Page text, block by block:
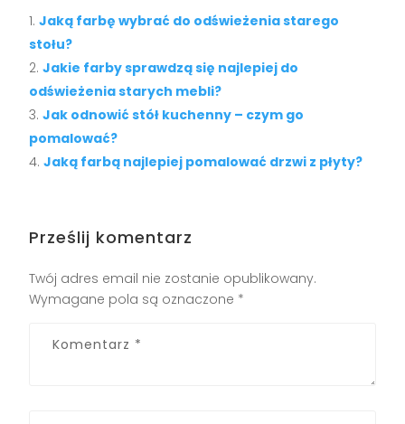
Jaką farbę wybrać do odświeżenia starego
stołu?
Jakie farby sprawdzą się najlepiej do
odświeżenia starych mebli?
Jak odnowić stół kuchenny – czym go
pomalować?
Jaką farbą najlepiej pomalować drzwi z płyty?
Prześlij komentarz
Twój adres email nie zostanie opublikowany.
Wymagane pola są oznaczone *